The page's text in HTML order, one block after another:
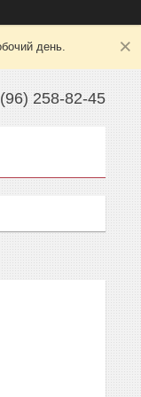
день.
258-82-45